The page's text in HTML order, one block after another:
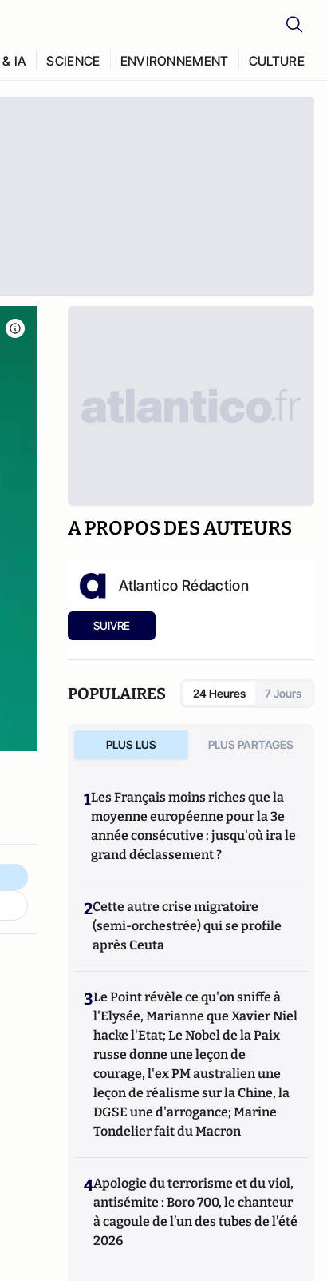
IA SCIENCE ENVIRONNEMENT CULTURE
A PROPOS DES AUTEURS
Atlantico Rédaction
SUIVRE
POPULAIRES 24 Heures 7 Jours
PLUS LUS PLUS PARTAGES
1Les Français moins riches que la
moyenne européenne pour la 3e
année consécutive : jusqu'où ira le
grand déclassement ?
2Cette autre crise migratoire
(semi-orchestrée) qui se profile
après Ceuta
3Le Point révèle ce qu'on sniffe à
l'Elysée, Marianne que Xavier Niel
hacke l'Etat; Le Nobel de la Paix
russe donne une leçon de
courage, l'ex PM australien une
leçon de réalisme sur la Chine, la
DGSE une d'arrogance; Marine
Tondelier fait du Macron
4Apologie du terrorisme et du viol,
antisémite : Boro 700, le chanteur
à cagoule de l’un des tubes de l’été
2026